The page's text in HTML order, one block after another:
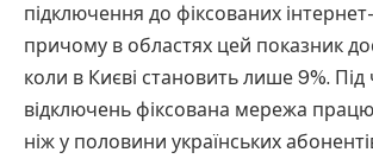
підключення до фіксованих
причому в областях цей показник
коли в Києві становить лише 9%. Під
відключень фіксована мережа
ніж у половини українських